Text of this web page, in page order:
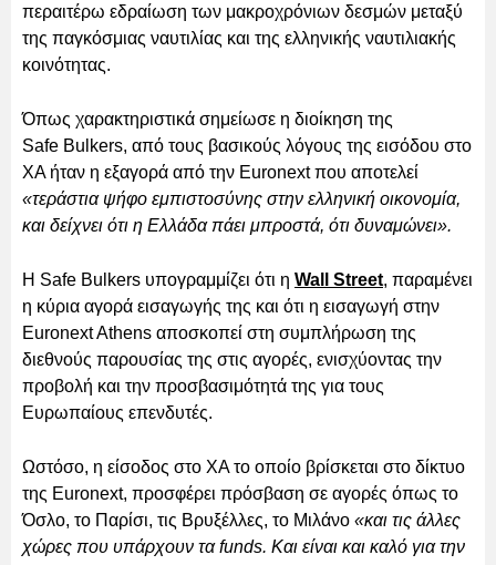
περαιτέρω εδραίωση των μακροχρόνιων δεσμών μεταξύ
της παγκόσμιας ναυτιλίας και της ελληνικής ναυτιλιακής
κοινότητας.
Όπως χαρακτηριστικά σημείωσε η διοίκηση της
Safe Bulkers, από τους βασικούς λόγους της εισόδου στο
ΧΑ ήταν η εξαγορά από την Euronext που αποτελεί
«τεράστια ψήφο εμπιστοσύνης στην ελληνική οικονομία,
και δείχνει ότι η Ελλάδα πάει μπροστά, ότι δυναμώνει».
Η Safe Bulkers υπογραμμίζει ότι η Wall Street, παραμένει
η κύρια αγορά εισαγωγής της και ότι η εισαγωγή στην
Euronext Athens αποσκοπεί στη συμπλήρωση της
διεθνούς παρουσίας της στις αγορές, ενισχύοντας την
προβολή και την προσβασιμότητά της για τους
Ευρωπαίους επενδυτές.
Ωστόσο, η είσοδος στο ΧΑ το οποίο βρίσκεται στο δίκτυο
της Euronext, προσφέρει πρόσβαση σε αγορές όπως το
Όσλο, το Παρίσι, τις Βρυξέλλες, το Μιλάνο «και τις άλλες
χώρες που υπάρχουν τα funds. Και είναι και καλό για την